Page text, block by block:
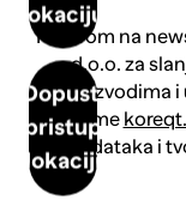
lokaciju
Dopusti
pristup
lokaciji
Prijavom na
d.o.o. za
proizvodima i
platforme
podataka i